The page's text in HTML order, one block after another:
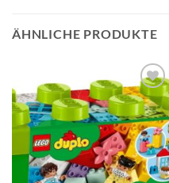
ÄHNLICHE PRODUKTE
Auf die
Wunschliste